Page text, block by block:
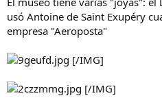
usó Antoine de Saint Exupéry
empresa "Aeroposta"
[/IMG]
[/IMG]